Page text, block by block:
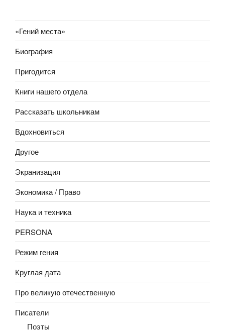
«Гений места»
Биография
Пригодится
Книги нашего отдела
Рассказать школьникам
Вдохновиться
Другое
Экранизация
Экономика / Право
Наука и техника
PERSONA
Режим гения
Круглая дата
Про великую отечественную
Писатели
Поэты